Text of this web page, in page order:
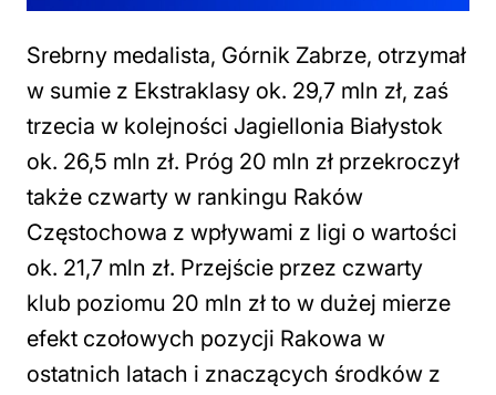
Srebrny medalista, Górnik Zabrze, otrzymał
w sumie z Ekstraklasy ok. 29,7 mln zł, zaś
trzecia w kolejności Jagiellonia Białystok
ok. 26,5 mln zł. Próg 20 mln zł przekroczył
także czwarty w rankingu Raków
Częstochowa z wpływami z ligi o wartości
ok. 21,7 mln zł. Przejście przez czwarty
klub poziomu 20 mln zł to w dużej mierze
efekt czołowych pozycji Rakowa w
ostatnich latach i znaczących środków z